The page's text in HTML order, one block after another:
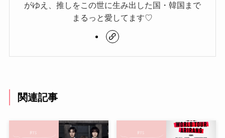
がゆえ、推しをこの世に生み出した国・韓国まで
まるっと愛してます♡
関連記事